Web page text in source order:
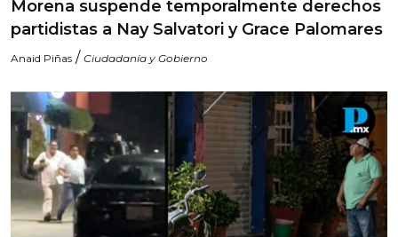
Morena suspende temporalmente derechos
partidistas a Nay Salvatori y Grace Palomares
Anaid Piñas / Ciudadanía y Gobierno